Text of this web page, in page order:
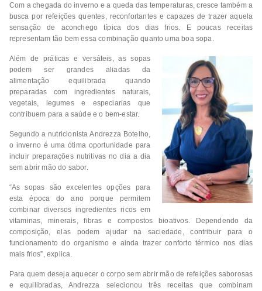
Com a chegada do inverno e a queda das temperaturas, cresce também a
busca por refeições quentes, reconfortantes e capazes de trazer aquela
sensação de aconchego típica dos dias frios. E poucas receitas
representam tão bem essa combinação quanto uma boa sopa.
Além de práticas e versáteis, as sopas
podem ser grandes aliadas da
alimentação equilibrada quando
preparadas com ingredientes naturais,
vegetais, legumes e especiarias que
contribuem para a saúde e o bem-estar.
Segundo a nutricionista Andrezza Botelho,
o inverno é uma ótima oportunidade para
incluir preparações nutritivas no dia a dia
sem abrir mão do sabor.
“As sopas são excelentes opções para
esta época do ano porque permitem
combinar diversos ingredientes ricos em
vitaminas, minerais, fibras e compostos bioativos. Dependendo da
composição, elas podem ajudar na saciedade, contribuir para o
funcionamento do organismo e ainda trazer conforto térmico nos dias
mais frios”, explica.
Para quem deseja aquecer o corpo sem abrir mão de refeições saborosas
e equilibradas, Andrezza selecionou três receitas que combinam